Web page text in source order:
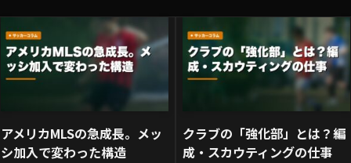
アメリカMLSの急成長。メッ
シ加入で変わった構造
クラブの「強化部」とは？編
成・スカウティングの仕事